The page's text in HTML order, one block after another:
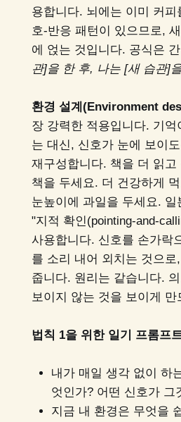
용합니다. 뇌에는 이미 커피
호-반응 패턴이 있으므로,
에 얹는 것입니다. 공식은
관]을 한 후, 나는 [새 습관]
환경 설계(Environment
장 강력한 적용입니다. 기
는 대신, 신호가 눈에 보이
재구성합니다. 책을 더 읽고
책을 두세요. 더 건강하게
눈높이에 과일을 두세요. 일
"지적 확인(pointing-and-
사용합니다. 신호를 손가락
를 소리 내어 외치는 것으로
줍니다. 원리는 같습니다.
보이지 않는 것을 보이게 만
법칙 1을 위한 일기 프롬프
내가 매일 생각 없이 하
엇인가? 어떤 신호가 그
지금 내 환경은 무엇을